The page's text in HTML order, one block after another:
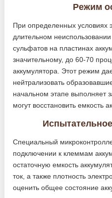
Режим
При определенных условиях
длительном
сульфатов на пластинах
значительному, до 60-70
аккумулятора. Этот режим
нейтрализовать
начальном этапе выполняет
могут восстановить емкость
Специальный
подключении к клеммам
остаточную емкость
ток, а также плотность
оценить общее состояние